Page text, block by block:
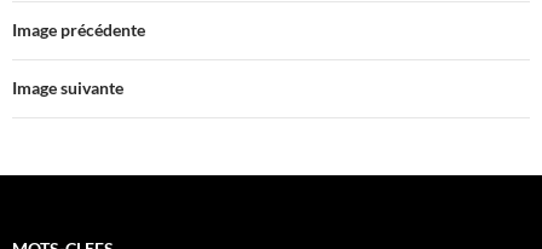
Image précédente
Image suivante